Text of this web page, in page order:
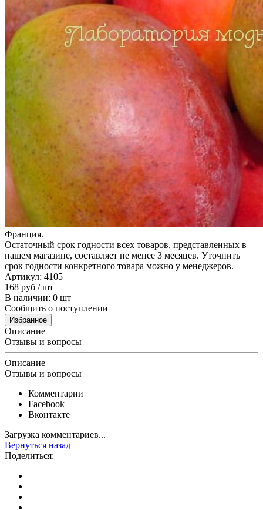
Франция.
Остаточный срок годности всех товаров, представленных в
нашем магазине, составляет не менее 3 месяцев. Уточнить
срок годности конкретного товара можно у менеджеров.
Артикул: 4105
168 руб / шт
В наличии: 0 шт
Сообщить о поступлении
Избранное
Описание
Отзывы и вопросы
Описание
Отзывы и вопросы
Комментарии
Facebook
Вконтакте
Загрузка комментариев...
Вернуться назад
Поделиться: